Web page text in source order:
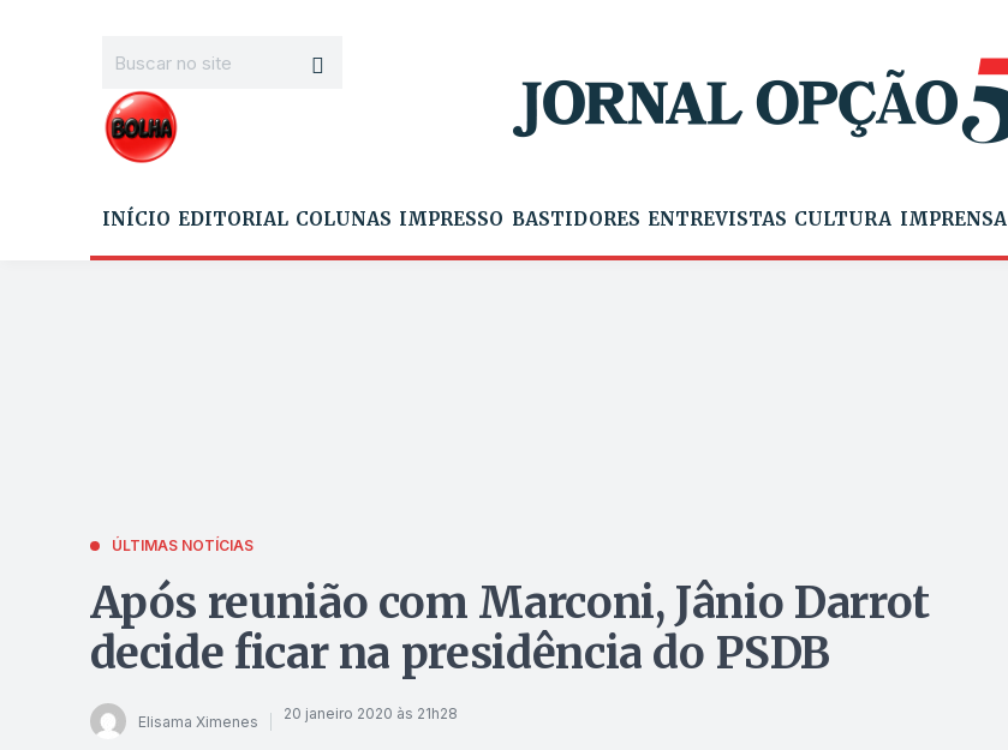
INÍCIO EDITORIAL COLUNAS IMPRESSO BASTIDORES ENTREVISTAS CULTURA IMPRENSA
ÚLTIMAS NOTÍCIAS
Após reunião com Marconi, Jânio Darrot
decide ficar na presidência do PSDB
Elisama Ximenes 20 janeiro 2020 às 21h28